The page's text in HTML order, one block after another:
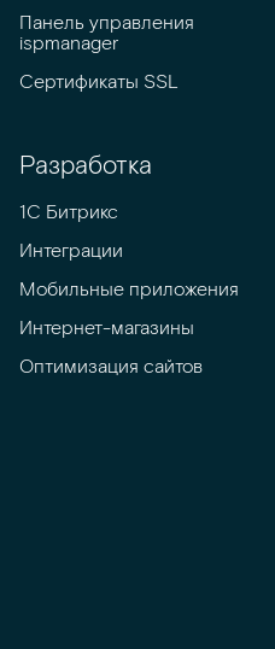
Панель управления
ispmanager
Сертификаты SSL
Разработка
1C Битрикс
Интеграции
Мобильные приложения
Интернет-магазины
Оптимизация сайтов